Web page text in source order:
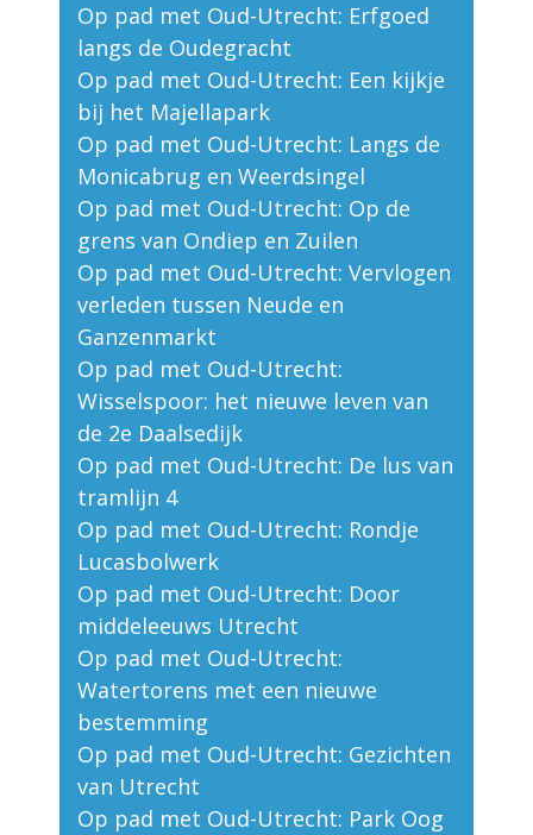
Op pad met Oud-Utrecht: Erfgoed
langs de Oudegracht
Op pad met Oud-Utrecht: Een kijkje
bij het Majellapark
Op pad met Oud-Utrecht: Langs de
Monicabrug en Weerdsingel
Op pad met Oud-Utrecht: Op de
grens van Ondiep en Zuilen
Op pad met Oud-Utrecht: Vervlogen
verleden tussen Neude en
Ganzenmarkt
Op pad met Oud-Utrecht:
Wisselspoor: het nieuwe leven van
de 2e Daalsedijk
Op pad met Oud-Utrecht: De lus van
tramlijn 4
Op pad met Oud-Utrecht: Rondje
Lucasbolwerk
Op pad met Oud-Utrecht: Door
middeleeuws Utrecht
Op pad met Oud-Utrecht:
Watertorens met een nieuwe
bestemming
Op pad met Oud-Utrecht: Gezichten
van Utrecht
Op pad met Oud-Utrecht: Park Oog